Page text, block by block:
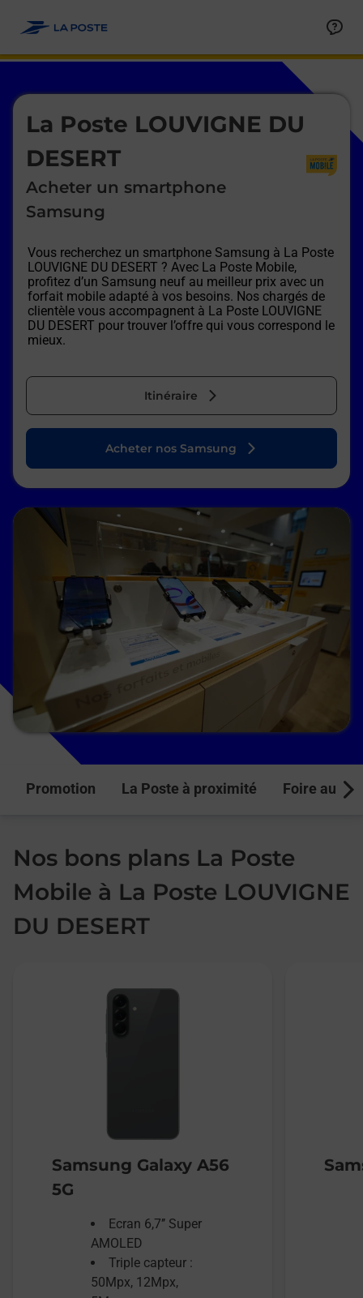
La Poste LOUVIGNE DU
DESERT
Acheter un smartphone
Samsung
Vous recherchez un smartphone Samsung à La Poste
LOUVIGNE DU DESERT ? Avec La Poste Mobile,
profitez d’un Samsung neuf au meilleur prix avec un
forfait mobile adapté à vos besoins. Nos chargés de
clientèle vous accompagnent à La Poste LOUVIGNE
DU DESERT pour trouver l’offre qui vous correspond le
mieux.
Itinéraire
Le lien s'ouvre dans un nouvel onglet
Acheter nos Samsung
Promotion La Poste à proximité Foire aux
Nos bons plans La Poste
Mobile à La Poste LOUVIGNE
DU DESERT
Samsung Galaxy A56
5G
Ecran 6,7’’ Super
AMOLED
Triple capteur :
50Mpx, 12Mpx,